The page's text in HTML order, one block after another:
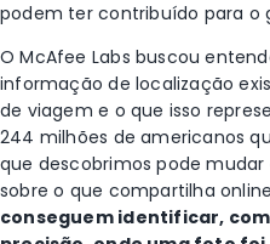
podem ter contribuído para o
OMcAfee Labs buscou
informação de localização
de viagem e o que isso
244 milhões de americanos
que descobrimos pode
sobre o que compartilha
conseguem identificar, com